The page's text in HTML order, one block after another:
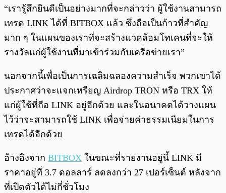
“เรารู้สึกยินดีเป็นอย่างมากที่จะกล่าวว่า ผู้ใช้งานสามารถ
เทรด LINK ได้ที่ BITBOX แล้ว ซึ่งถือเป็นก้าวที่สำคัญ
มาก ๆ ในแผนของเราที่จะสร้างแวดล้อมโทเคนที่จะให้
รางวัลแก่ผู้ใช้งานที่มาเข้าร่วมกับเครือข่ายเรา”
นอกจากนี้เพื่อเป็นการเฉลิมฉลองความสำเร็จ พวกเขาได้
ประกาศว่าจะแจกเหรียญ Airdrop TRON หรือ TRX ให้
แก่ผู้ใช้ที่ถือ LINK อยู่อีกด้วย และในอนาคตได้วางแผน
ไว้ว่าจะสามารถใช้ LINK เพื่อจ่ายค่าธรรมเนียมในการ
เทรดได้อีกด้วย
อ้างอิงจาก BITBOX ในขณะที่รายงานอยู่นี้ LINK มี
ราคาอยู่ที่ 3.7 ดอลลาร์ ลดลงกว่า 27 เปอร์เซ็นต์ หลังจาก
ที่เปิดตัวได้ไม่กี่ชั่วโมง